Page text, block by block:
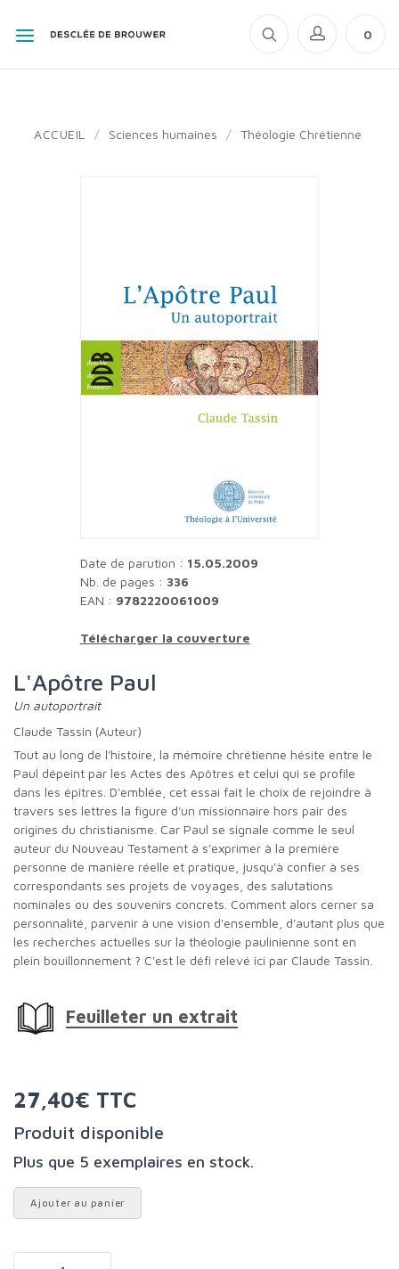
0
ACCUEIL / Sciences humaines / Théologie Chrétienne
Date de parution : 15.05.2009
Nb. de pages : 336
EAN : 9782220061009
Télécharger la couverture
L'Apôtre Paul
Un autoportrait
Claude Tassin (Auteur)
Tout au long de l'histoire, la mémoire chrétienne hésite entre le
Paul dépeint par les Actes des Apôtres et celui qui se profile
dans les épîtres. D'emblée, cet essai fait le choix de rejoindre à
travers ses lettres la figure d'un missionnaire hors pair des
origines du christianisme. Car Paul se signale comme le seul
auteur du Nouveau Testament à s'exprimer à la première
personne de manière réelle et pratique, jusqu'à confier à ses
correspondants ses projets de voyages, des salutations
nominales ou des souvenirs concrets. Comment alors cerner sa
personnalité, parvenir à une vision d'ensemble, d'autant plus que
les recherches actuelles sur la théologie paulinienne sont en
plein bouillonnement ? C'est le défi relevé ici par Claude Tassin.
Feuilleter un extrait
27,40€ TTC
Produit disponible
Plus que 5 exemplaires en stock.
Ajouter au panier